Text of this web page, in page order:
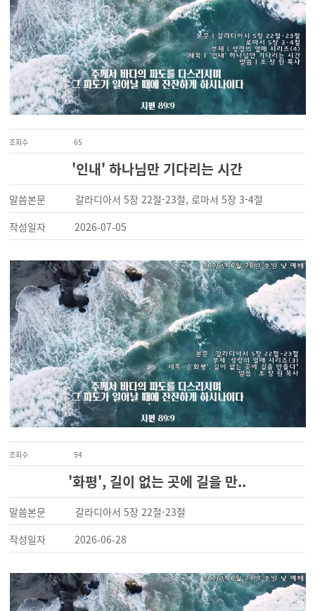
조회수 65
'인내' 하나님만 기다리는 시간
말씀본문
갈라디아서 5장 22절-23절, 로마서 5장 3-4절
작성일자
2026-07-05
조회수 54
'화평', 길이 없는 곳에 길을 만..
말씀본문
갈라디아서 5장 22절-23절
작성일자
2026-06-28